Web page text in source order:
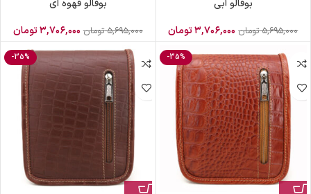
بوفالو آبی
۵,۶۹۵,۰۰۰ تومان ۳,۷۰۶,۰۰۰تومان
بوفالو قهوه ای
۵,۶۹۵,۰۰۰ تومان ۳,۷۰۶,۰۰۰تومان
-35%
-35%